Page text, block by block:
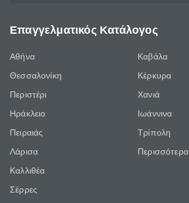
Επαγγελματικός Κατάλογος
Αθήνα
Θεσσαλονίκη
Περιστέρι
Ηράκλειο
Πειραιάς
Λάρισα
Καλλιθέα
Σέρρες
Καβάλα
Κέρκυρα
Χανιά
Ιωάννινα
Τρίπολη
Περισσότερα